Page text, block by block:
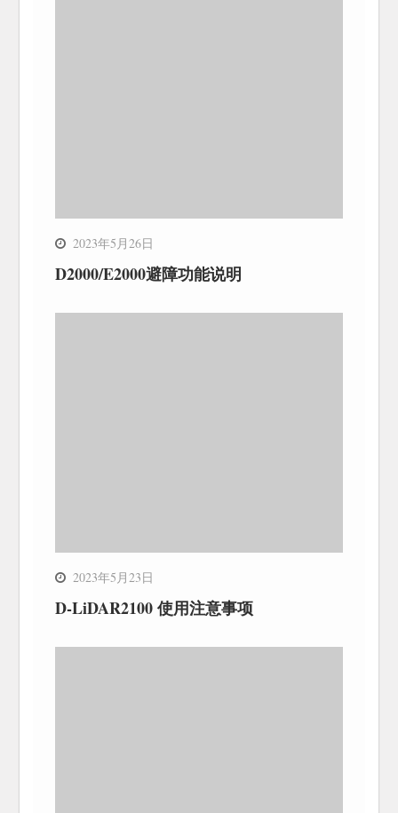
2023年5月26日
D2000/E2000避障功能说明
2023年5月23日
D-LiDAR2100 使用注意事项